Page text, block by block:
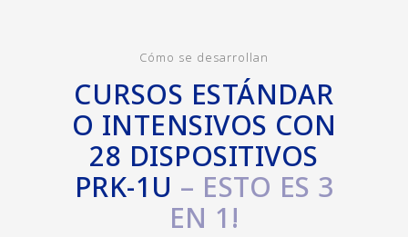
CURSOS ESTÁNDAR
O INTENSIVOS CON
28 DISPOSITIVOS
PRK-1U – ESTO ES 3
EN 1!
Cómo se desarrollan